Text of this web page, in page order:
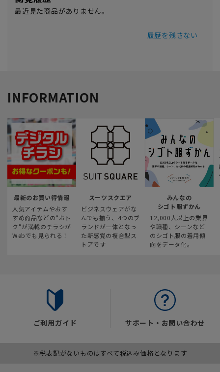
最近見た商品がありません。
履歴を残さない
INFORMATION
最新のお買い得情報
人気アイテムやおす
すめ商品などの“おト
ク“が満載のチラシが
Webでも見られる！
スーツスクエア
ビジネスウェアがな
んでも揃う、4つのブ
ランドが一体となっ
た新感覚の複合型ス
トアです
みんなの
シゴト服ずかん
12,000人以上の業界
や職種、シーンなど
のシゴト服の着用傾
向をデータ化。
ご利用ガイド サポート・お問い合わせ
※税表記がないものはすべて税込み価格となります